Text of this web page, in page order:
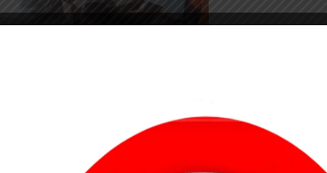
प्रभावित गांवों में वन विभाग की ओर से लगातार बैठकें एवं